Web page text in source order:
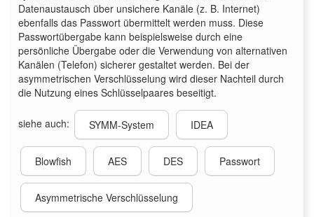
Datenaustausch über unsichere Kanäle (z. B. Internet)
ebenfalls das Passwort übermittelt werden muss. Diese
Passwortübergabe kann beispielsweise durch eine
persönliche Übergabe oder die Verwendung von alternativen
Kanälen (Telefon) sicherer gestaltet werden. Bei der
asymmetrischen Verschlüsselung wird dieser Nachteil durch
die Nutzung eines Schlüsselpaares beseitigt.
siehe auch: SYMM-System IDEA
Blowfish AES DES Passwort
Asymmetrische Verschlüsselung